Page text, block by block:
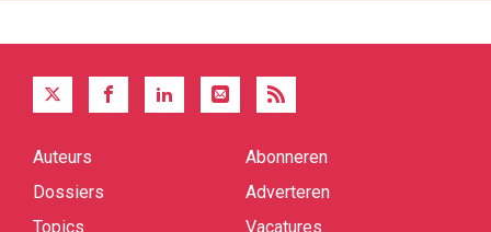
Quick
Auteurs
Dossiers
Topics
Abonneren
Adverteren
Vacatures